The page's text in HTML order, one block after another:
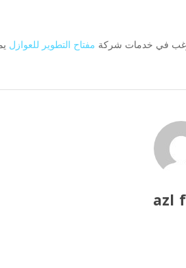
في خدمات شركة مفتاح التطوير للعوازل
azl